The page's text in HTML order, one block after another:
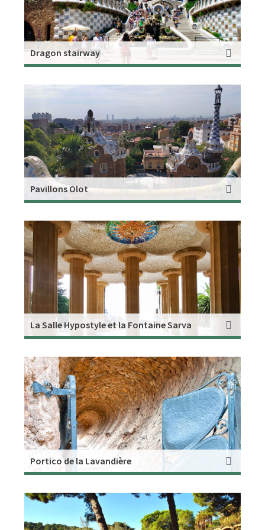
Dragon stairway
Pavillons Olot
La Salle Hypostyle et la Fontaine Sarva
Portico de la Lavandière